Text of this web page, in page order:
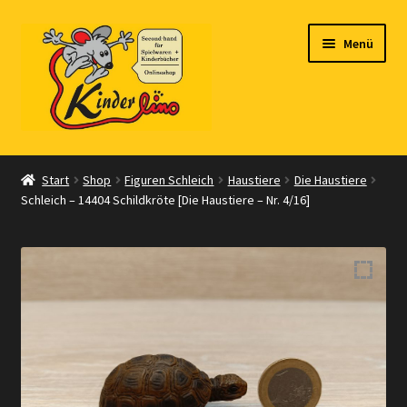
Navigation
springen
Zum
Inhalt
springen
Menü
Start
Vertrag widerrufen
Shop
Warenkorb
Zahlungsarten
Start Shop Figuren Schleich Haustiere
Die Haustiere
Schleich – 14404 Schildkröte [Die Haustiere – Nr. 4/16]